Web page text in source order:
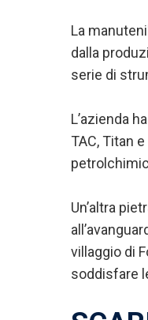
La
dalla
serie di
L’azienda
TAC, Titan
Un’altra
villaggio di
soddisfare